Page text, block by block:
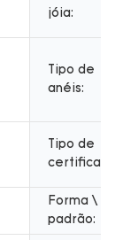
jóia:
Tipo de
anéis:
Tipo de
certificado:
Forma \
padrão: